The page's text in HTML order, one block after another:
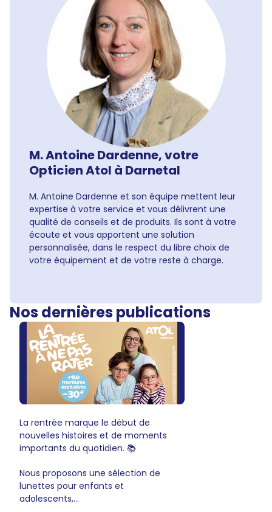
M. Antoine Dardenne, votre
Opticien Atol à Darnetal
M. Antoine Dardenne et son équipe mettent leur
expertise à votre service et vous délivrent une
qualité de conseils et de produits. Ils sont à votre
écoute et vous apportent une solution
personnalisée, dans le respect du libre choix de
votre équipement et de votre reste à charge.
Nos dernières publications
La rentrée marque le début de
nouvelles histoires et de moments
importants du quotidien. 📚
Nous proposons une sélection de
lunettes pour enfants et
adolescents,...